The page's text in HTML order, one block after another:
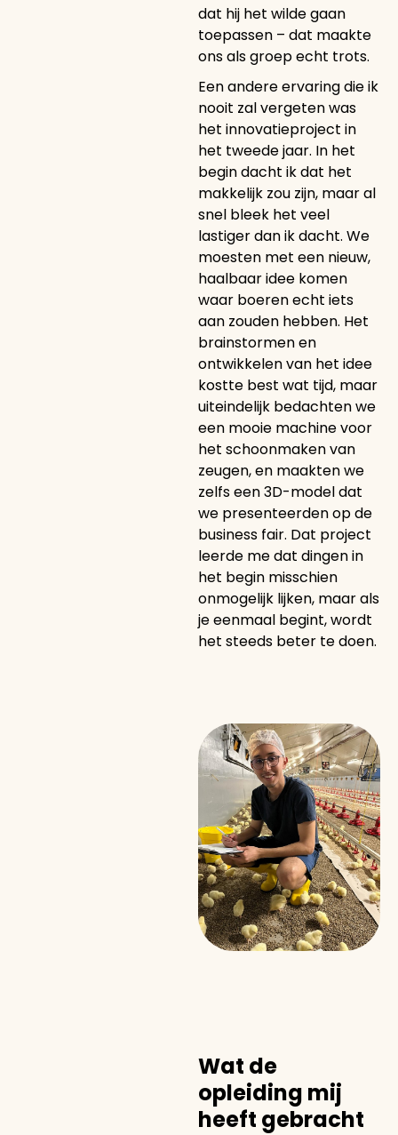
dat hij het wilde gaan
toepassen – dat maakte
ons als groep echt trots.
Een andere ervaring die ik
nooit zal vergeten was
het innovatieproject in
het tweede jaar. In het
begin dacht ik dat het
makkelijk zou zijn, maar al
snel bleek het veel
lastiger dan ik dacht. We
moesten met een nieuw,
haalbaar idee komen
waar boeren echt iets
aan zouden hebben. Het
brainstormen en
ontwikkelen van het idee
kostte best wat tijd, maar
uiteindelijk bedachten we
een mooie machine voor
het schoonmaken van
zeugen, en maakten we
zelfs een 3D-model dat
we presenteerden op de
business fair. Dat project
leerde me dat dingen in
het begin misschien
onmogelijk lijken, maar als
je eenmaal begint, wordt
het steeds beter te doen.
Wat de
opleiding mij
heeft gebracht